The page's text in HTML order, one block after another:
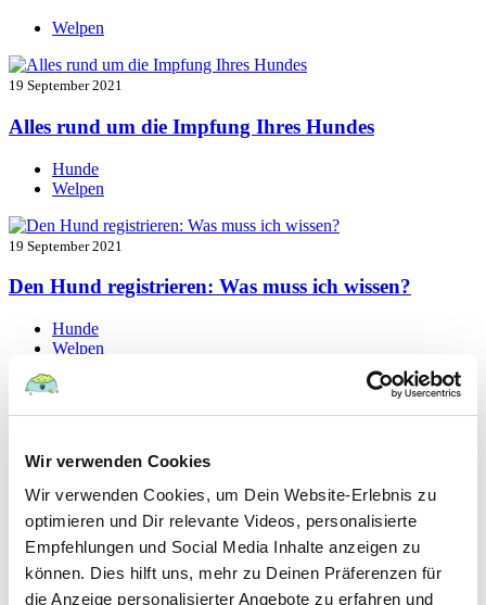
Wir verwenden Cookies
Wir verwenden Cookies, um Dein Website-Erlebnis zu
optimieren und Dir relevante Videos, personalisierte
Empfehlungen und Social Media Inhalte anzeigen zu
können. Dies hilft uns, mehr zu Deinen Präferenzen für
die Anzeige personalisierter Angebote zu erfahren und
Welpen
19 September 2021
Alles rund um die Impfung Ihres Hundes
Hunde
Welpen
19 September 2021
Den Hund registrieren: Was muss ich wissen?
Hunde
Welpen
Hunde
19 September 2021